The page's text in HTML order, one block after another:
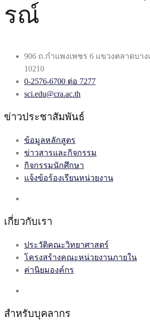
รณ์
906 ถ.กำแพงเพชร 6 แขวงตลาดบา
10210
0-2576-6700 ต่อ 7277
sci.edu@cra.ac.th
ข่าวประชาสัมพันธ์
ข้อมูลหลักสูตร
ข่าวสารและกิจกรรม
กิจกรรมนักศึกษา
แจ้งข้อร้องเรียนหน่วยงาน
เกี่ยวกับเรา
ประวัติคณะวิทยาศาสตร์
โครงสร้างคณะหน่วยงานภายใน
ค่านิยมองค์กร
สำหรับบุคลากร